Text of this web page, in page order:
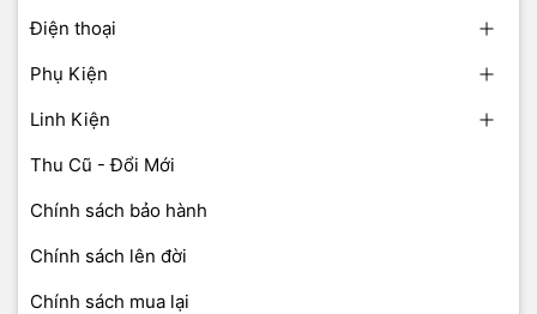
Điện thoại
Phụ Kiện
Linh Kiện
Thu Cũ - Đổi Mới
Chính sách bảo hành
Chính sách lên đời
Chính sách mua lại